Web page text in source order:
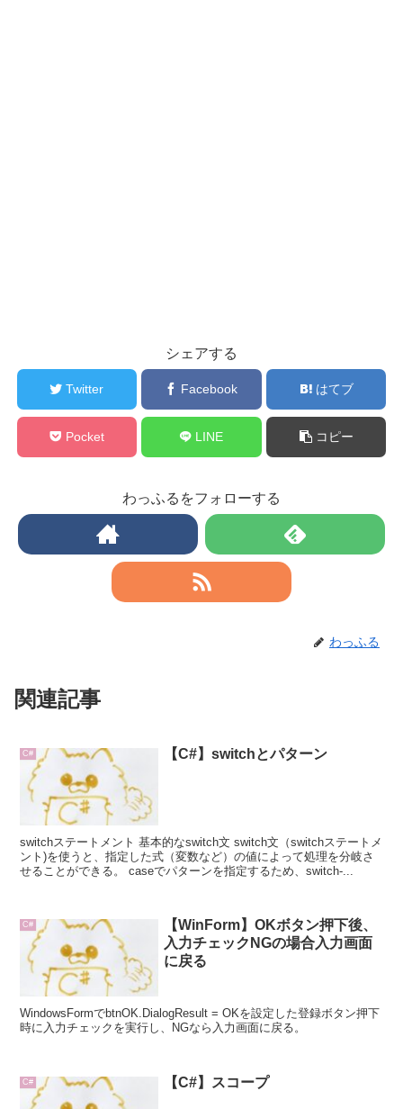
シェアする
Twitter Facebook はてブ
Pocket LINE コピー
わっふるをフォローする
わっふる
関連記事
C# 【C#】switchとパターン
switchステートメント 基本的なswitch文 switch文（switchステートメ
ント)を使うと、指定した式（変数など）の値によって処理を分岐さ
せることができる。 caseでパターンを指定するため、switch-...
C#
【WinForm】OKボタン押下後、
入力チェックNGの場合入力画面
に戻る
WindowsFormでbtnOK.DialogResult = OKを設定した登録ボタン押下
時に入力チェックを実行し、NGなら入力画面に戻る。
C# 【C#】スコープ